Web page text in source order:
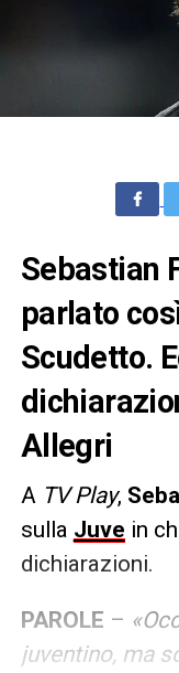
Sebastian
parlato
Scudetto.
Allegri
A TV Play,
sulla Juve in
dichiarazioni.
PAROLE –
juventino, ma